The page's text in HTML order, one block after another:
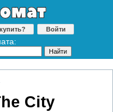
Войти
City